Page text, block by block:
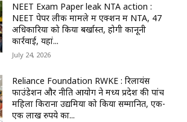
NEET Exam Paper leak NTA action :
NEET पेपर लीक मामले में एक्शन में NTA, 47
अधिकारियों को किया बर्खास्त, होगी कानूनी
कार्रवाई, यहां...
July 24, 2026
Reliance Foundation RWKE : रिलायंस
फाउंडेशन और नीति आयोग ने मध्य प्रदेश की पांच
महिला किराना उद्यमियों को किया सम्मानित, एक-
एक लाख रुपये का...